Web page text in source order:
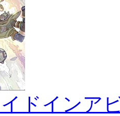
ドインア